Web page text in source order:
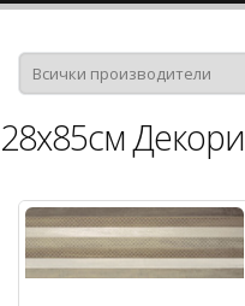
28х85см Декори